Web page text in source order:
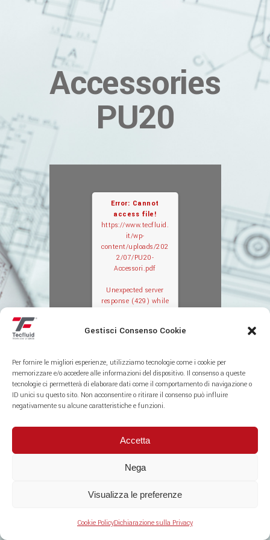
Gestisci Consenso Cookie
Per fornire le migliori esperienze, utilizziamo tecnologie come i cookie per
memorizzare e/o accedere alle informazioni del dispositivo. Il consenso a queste
tecnologie ci permetterà di elaborare dati come il comportamento di navigazione o
ID unici su questo sito. Non acconsentire o ritirare il consenso può influire
negativamente su alcune caratteristiche e funzioni.
Accetta
Nega
Visualizza le preferenze
Cookie PolicyDichiarazione sulla Privacy
Accessories
PU20
Error: Cannot
access file!
https://www.tecfluid.
it/wp-
content/uploads/202
2/07/PU20-
Accessori.pdf
Unexpected server
response (429) while
d.it/wp-
Accessori.pdf".
PU20